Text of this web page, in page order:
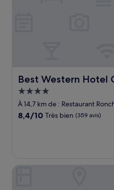
Best Western Hotel
Best Western Hotel
Hébergement
4.0 étoiles
À 14,7 km de : Restaurant
8.4
8,4/10 Très bien (359 avis)